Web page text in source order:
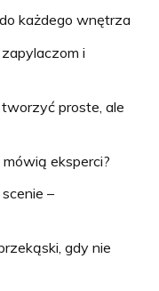
każdego wnętrza
i
proste, ale
eksperci?
–
gdy nie